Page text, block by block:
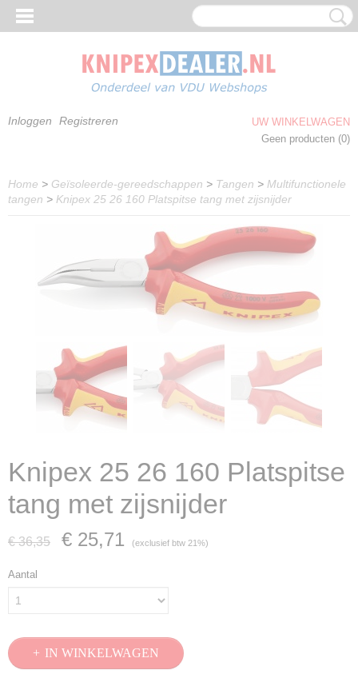
Inloggen Registreren
UW WINKELWAGEN
Geen producten (0)
Home > Geïsoleerde-gereedschappen > Tangen > Multifunctionele
tangen > Knipex 25 26 160 Platspitse tang met zijsnijder
Knipex 25 26 160 Platspitse
tang met zijsnijder
€ 36,35 € 25,71 (exclusief btw 21%)
Aantal
IN WINKELWAGEN